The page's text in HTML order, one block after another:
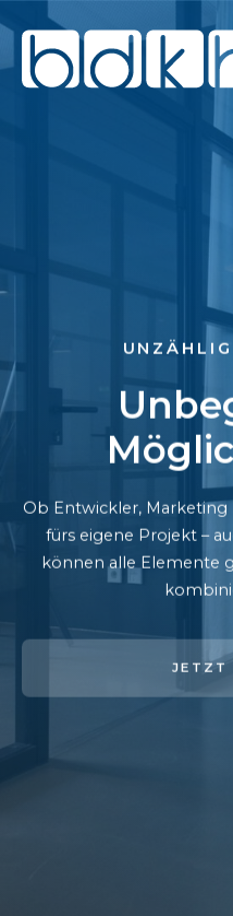
Ob Entwickler, Marketing
fürs eigene Projekt –
können alle Elemente
JETZT